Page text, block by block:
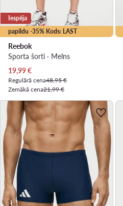
papildu -35% Kods: LAST
Iespēja
Reebok
Sporta šorti · Melns
Pašreizējā cena
19,99€
Regulārā cena48,95 €
Zemākā cena21,99 €